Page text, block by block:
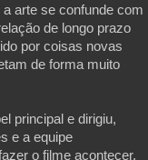
arte se confunde com
de longo prazo
por coisas novas
de forma muito
principal e dirigiu,
e a equipe
o filme acontecer.